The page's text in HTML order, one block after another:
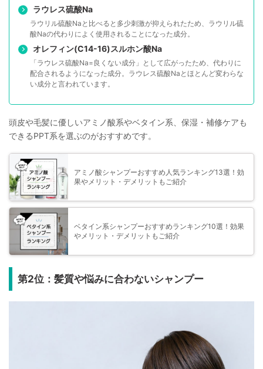
ラウレス硫酸Na
ラウリル硫酸Naと比べると多少刺激が抑えられたため、ラウリル硫
酸Naの代わりによく使用されることになった成分。
オレフィン(C14-16)スルホン酸Na
「ラウレス硫酸Na=良くない成分」として広がったため、代わりに
配合されるようになった成分。ラウレス硫酸Naとほとんど変わらな
い成分と言われています。
頭皮や毛髪に優しいアミノ酸系やベタイン系、保湿・補修ケアも
できるPPT系を選ぶのがおすすめです。
アミノ酸シャンプーおすすめ人気ランキング13選！効
果やメリット・デメリットもご紹介
ベタイン系シャンプーおすすめランキング10選！効果
やメリット・デメリットもご紹介
第2位：髪質や悩みに合わないシャンプー